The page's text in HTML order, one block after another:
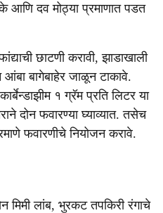
आणि दव मोठ्या प्रमाणात पडत
छाटणी करावी, झाडाखाली
बागेबाहेर जाळून टाकावे.
१ ग्रॅम प्रति लिटर या
दोन फवारण्या घ्याव्यात. तसेच
फवारणीचे नियोजन करावे.
मिमी लांब, भुरकट तपकिरी रंगाचे